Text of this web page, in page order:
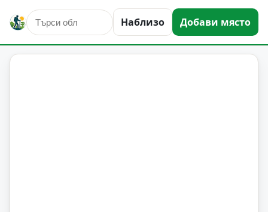
Наблизо Добави място
Подслон Област: Стара Загора